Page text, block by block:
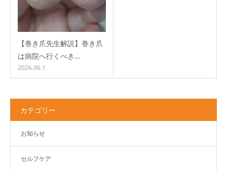
【巻き爪先生解説】巻き爪
は病院へ行くべき…
2026.06.1
カテゴリー
お知らせ
セルフケア